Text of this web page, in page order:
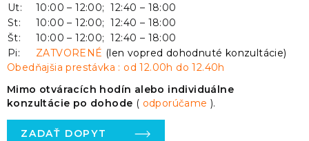
Ut:
10:00 – 12:00; 12:40 – 18:00
St:
10:00 – 12:00; 12:40 – 18:00
Št:
10:00 – 12:00; 12:40 – 18:00
Pi:
ZATVORENÉ (len vopred dohodnuté konzultácie)
Obedňajšia prestávka : od 12.00h do 12.40h
Mimo otváracích hodín alebo individuálne
konzultácie po dohode ( odporúčame).
ZADAŤ DOPYT